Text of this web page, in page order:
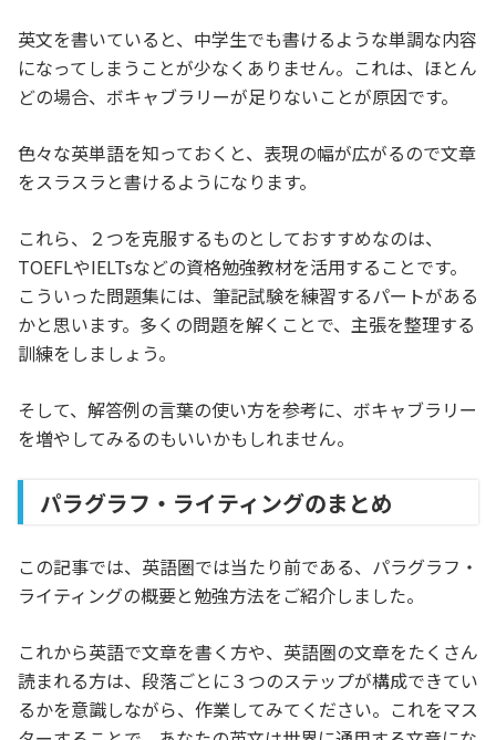
英文を書いていると、中学生でも書けるような単調な内容
になってしまうことが少なくありません。これは、ほとん
どの場合、ボキャブラリーが足りないことが原因です。
色々な英単語を知っておくと、表現の幅が広がるので文章
をスラスラと書けるようになります。
これら、２つを克服するものとしておすすめなのは、
TOEFLやIELTsなどの資格勉強教材を活用することです。
こういった問題集には、筆記試験を練習するパートがある
かと思います。多くの問題を解くことで、主張を整理する
訓練をしましょう。
そして、解答例の言葉の使い方を参考に、ボキャブラリー
を増やしてみるのもいいかもしれません。
パラグラフ・ライティングのまとめ
この記事では、英語圏では当たり前である、パラグラフ・
ライティングの概要と勉強方法をご紹介しました。
これから英語で文章を書く方や、英語圏の文章をたくさん
読まれる方は、段落ごとに３つのステップが構成できてい
るかを意識しながら、作業してみてください。これをマス